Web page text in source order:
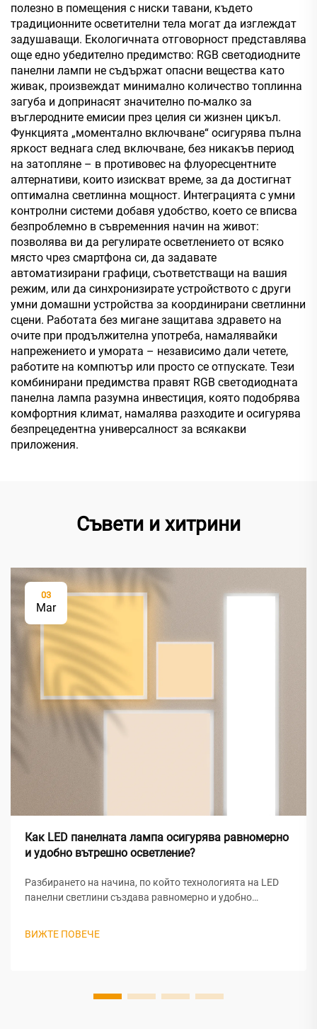
полезно в помещения с ниски тавани, където
традиционните осветителни тела могат да изглеждат
задушаващи. Екологичната отговорност представлява
още едно убедително предимство: RGB светодиодните
панелни лампи не съдържат опасни вещества като
живак, произвеждат минимално количество топлинна
загуба и допринасят значително по-малко за
въглеродните емисии през целия си жизнен цикъл.
Функцията „моментално включване“ осигурява пълна
яркост веднага след включване, без никакъв период
на затопляне – в противовес на флуоресцентните
алтернативи, които изискват време, за да достигнат
оптимална светлинна мощност. Интеграцията с умни
контролни системи добавя удобство, което се вписва
безпроблемно в съвременния начин на живот:
позволява ви да регулирате осветлението от всяко
място чрез смартфона си, да задавате
автоматизирани графици, съответстващи на вашия
режим, или да синхронизирате устройството с други
умни домашни устройства за координирани светлинни
сцени. Работата без мигане защитава здравето на
очите при продължителна употреба, намалявайки
напрежението и умората – независимо дали четете,
работите на компютър или просто се отпускате. Тези
комбинирани предимства правят RGB светодиодната
панелна лампа разумна инвестиция, която подобрява
комфортния климат, намалява разходите и осигурява
безпрецедентна универсалност за всякакви
приложения.
Съвети и хитрини
03
Mar
Как LED панелната лампа осигурява равномерно
и удобно вътрешно осветление?
Разбирането на начина, по който технологията на LED
панелни светлини създава равномерно и удобно
ВИЖТЕ ПОВЕЧЕ